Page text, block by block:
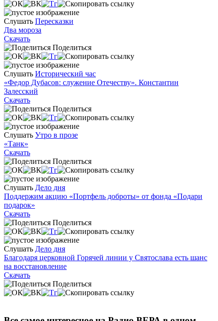
Слушать Пересказки
Два мороза
Скачать
Поделиться
Слушать Исторический час
«Федор Дубасов: служение Отечеству». Константин
Залесский
Скачать
Поделиться
Слушать Утро в прозе
«Танк»
Скачать
Поделиться
Слушать Дело дня
Поддержим акцию «Портфель доброты» от фонда «Подари
подарок»
Скачать
Поделиться
Слушать Дело дня
Благодаря церковной Горячей линии у Святослава есть шанс
на восстановление
Скачать
Поделиться